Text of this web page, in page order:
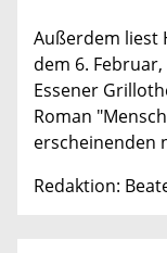
Außerdem liest
dem 6.
Essener
Roman
erscheinenden
Redaktion: